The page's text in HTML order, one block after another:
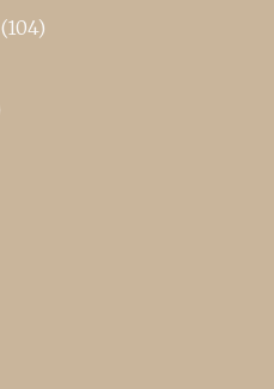
(104)